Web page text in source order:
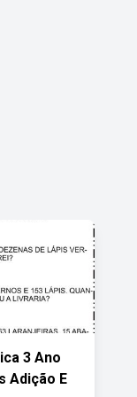
3 Ano
Adição E